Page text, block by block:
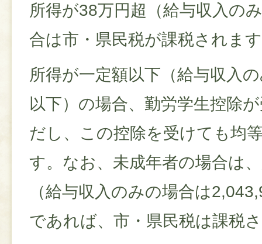
所得が38万円超（給与収入の
合は市・県民税が課税されま
所得が一定額以下（給与収入
以下）の場合、勤労学生控除
だし、この控除を受けても均
す。なお、未成年者の場合は
（給与収入のみの場合は
であれば、市・県民税は課税